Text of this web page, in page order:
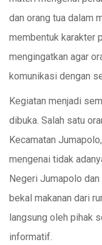
dan orang tua dalam
membentuk karakter
mengingatkan agar
komunikasi dengan
Kegiatan menjadi
dibuka. Salah satu
Kecamatan
mengenai tidak
Negeri Jumapolo
bekal makanan dari
langsung oleh pihak
informatif.